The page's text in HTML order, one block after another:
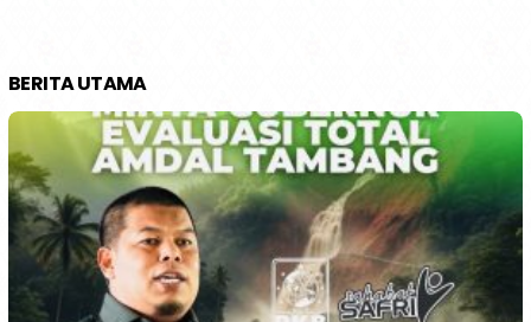
BERITA UTAMA